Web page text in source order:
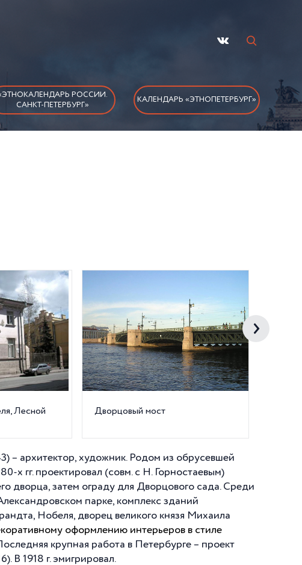
РОССИИ.
САНКТ-ПЕТЕРБУРГ»
КАЛЕНДАРЬ «ЭТНОПЕТЕРБУРГ»
Лесной
Дворцовый мост
архитектор, художник. Родом из обрусевшей
х гг. проектировал (совм. с Н. Горностаевым)
дворца, затем ограду для Дворцового сада. Среди
парке, комплекс зданий
Нобеля, дворец великого князя Михаила
оформлению интерьеров в стиле
крупная работа в Петербурге – проект
В 1918 г. эмигрировал.